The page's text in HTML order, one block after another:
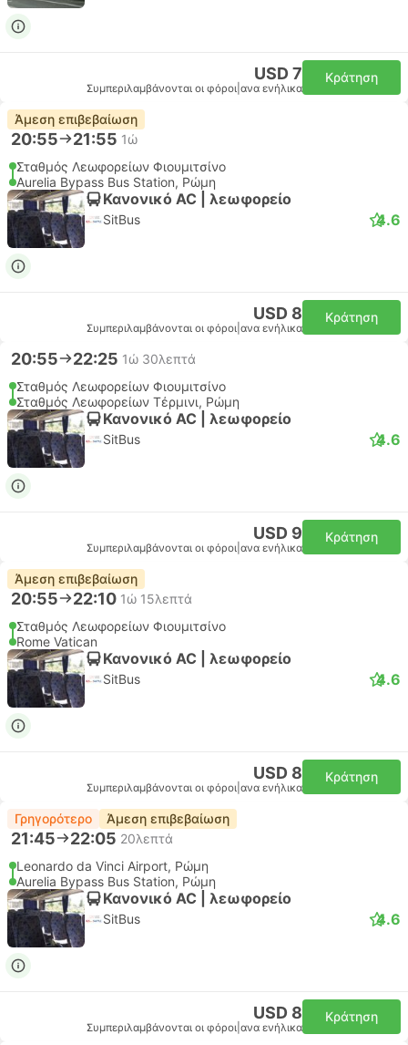
USD 7
Συμπεριλαμβάνονται οι φόροι ανα ενήλικα
Κράτηση
Άμεση επιβεβαίωση
20:55 21:55 1ώ
Σταθμός Λεωφορείων Φιουμιτσίνο
Aurelia Bypass Bus Station, Ρώμη
Κανονικό AC | λεωφορείο
SitBus 4.6
USD 8
Συμπεριλαμβάνονται οι φόροι ανα ενήλικα
Κράτηση
20:55 22:25 1ώ 30λεπτά
Σταθμός Λεωφορείων Φιουμιτσίνο
Σταθμός Λεωφορείων Τέρμινι, Ρώμη
Κανονικό AC | λεωφορείο
SitBus 4.6
USD 9
Συμπεριλαμβάνονται οι φόροι ανα ενήλικα
Κράτηση
Άμεση επιβεβαίωση
20:55 22:10 1ώ 15λεπτά
Σταθμός Λεωφορείων Φιουμιτσίνο
Rome Vatican
Κανονικό AC | λεωφορείο
SitBus 4.6
USD 8
Συμπεριλαμβάνονται οι φόροι ανα ενήλικα
Κράτηση
Γρηγορότερο Άμεση επιβεβαίωση
21:45 22:05 20λεπτά
Leonardo da Vinci Airport, Ρώμη
Aurelia Bypass Bus Station, Ρώμη
Κανονικό AC | λεωφορείο
SitBus 4.6
USD 8
Συμπεριλαμβάνονται οι φόροι ανα ενήλικα
Κράτηση